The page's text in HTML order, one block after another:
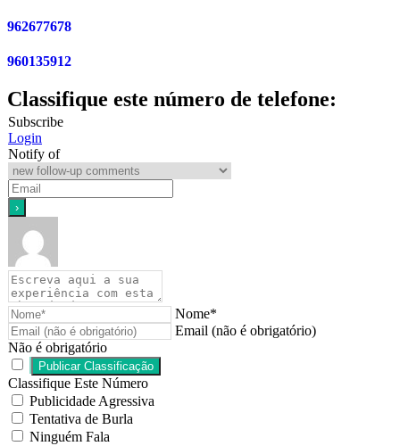
962677678
960135912
Classifique este número de telefone:
Subscribe
Login
Notify of
Nome*
Email (não é obrigatório)
Não é obrigatório
Classifique Este Número
Publicidade Agressiva
Tentativa de Burla
Ninguém Fala